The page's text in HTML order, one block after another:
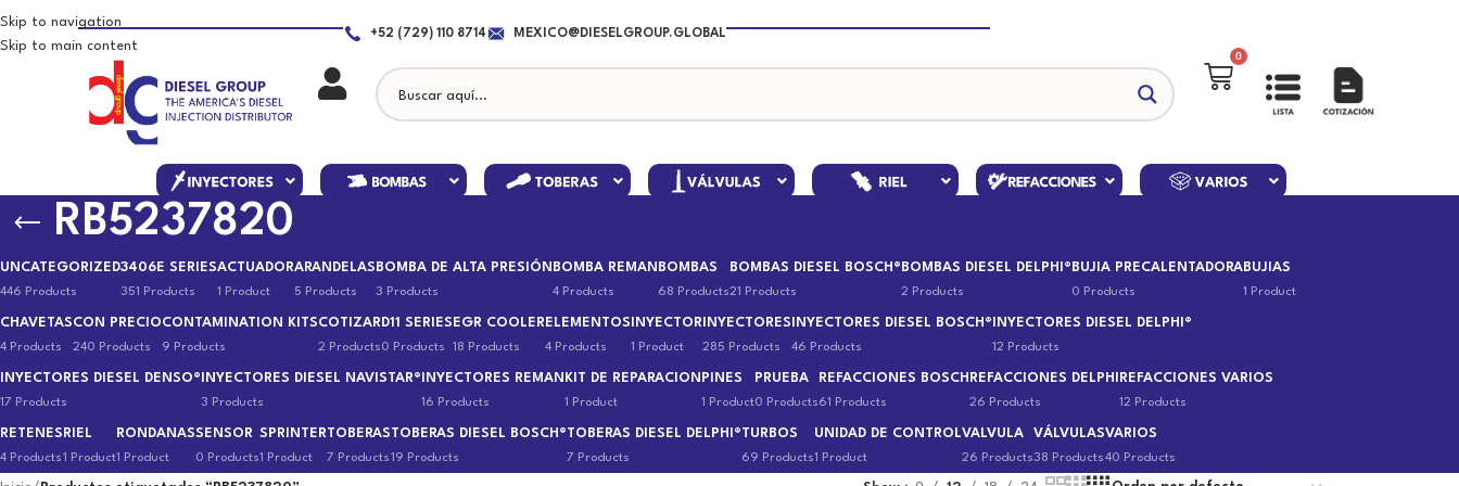
Skip to navigation
Skip to main content
+52 (729) 110 8714 MEXICO@DIESELGROUP.GLOBAL
0
RB5237820
UNCATEGORIZED
446 Products
3406E SERIES
351 Products
ACTUADOR
1 Product
ARANDELAS
5 Products
BOMBA DE ALTA PRESIÓN
3 Products
BOMBA REMAN
4 Products
BOMBAS
68 Products
BOMBAS DIESEL BOSCH®
21 Products
BOMBAS DIESEL DELPHI®
2 Products
BUJIA PRECALENTADORA
0 Products
BUJIAS
1 Product
CHAVETAS
4 Products
CON PRECIO
240 Products
CONTAMINATION KITS
9 Products
COTIZAR
2 Products
D11 SERIES
0 Products
EGR COOLER
18 Products
ELEMENTOS
4 Products
INYECTOR
1 Product
INYECTORES
285 Products
INYECTORES DIESEL BOSCH®
46 Products
INYECTORES DIESEL DELPHI®
12 Products
INYECTORES DIESEL DENSO®
17 Products
INYECTORES DIESEL NAVISTAR®
3 Products
INYECTORES REMAN
16 Products
KIT DE REPARACION
1 Product
PINES
1 Product
PRUEBA
0 Products
REFACCIONES BOSCH
61 Products
REFACCIONES DELPHI
26 Products
REFACCIONES VARIOS
12 Products
RETENES
4 Products
RIEL
1 Product
RONDANAS
1 Product
SENSOR
0 Products
SPRINTER
1 Product
TOBERAS
7 Products
TOBERAS DIESEL BOSCH®
19 Products
TOBERAS DIESEL DELPHI®
7 Products
TURBOS
69 Products
UNIDAD DE CONTROL
1 Product
VALVULA
26 Products
VÁLVULAS
38 Products
VARIOS
40 Products